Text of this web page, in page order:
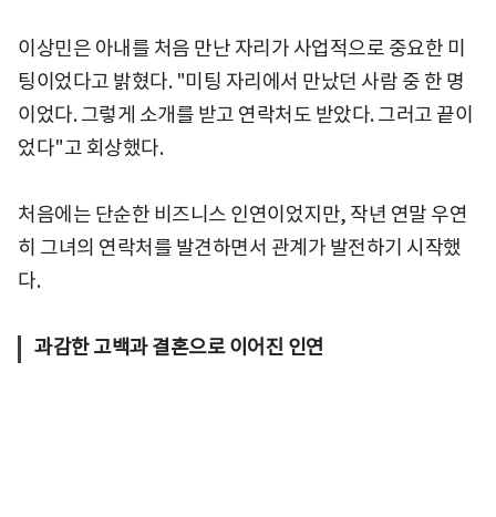
이상민은 아내를 처음 만난 자리가 사업적으로 중요한 미
팅이었다고 밝혔다. "미팅 자리에서 만났던 사람 중 한 명
이었다. 그렇게 소개를 받고 연락처도 받았다. 그러고 끝이
었다"고 회상했다.
처음에는 단순한 비즈니스 인연이었지만, 작년 연말 우연
히 그녀의 연락처를 발견하면서 관계가 발전하기 시작했
다.
과감한 고백과 결혼으로 이어진 인연